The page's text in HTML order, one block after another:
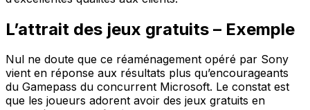
L’attrait des jeux gratuits – Exemple
Nul ne doute que ce réaménagement opéré par Sony
vient en réponse aux résultats plus qu’encourageants
du Gamepass du concurrent Microsoft. Le constat est
que les joueurs adorent avoir des jeux gratuits en